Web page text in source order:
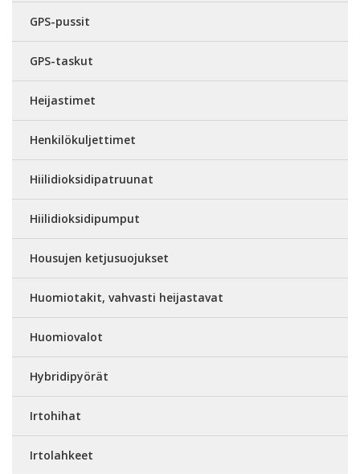
GPS-pussit
GPS-taskut
Heijastimet
Henkilökuljettimet
Hiilidioksidipatruunat
Hiilidioksidipumput
Housujen ketjusuojukset
Huomiotakit, vahvasti heijastavat
Huomiovalot
Hybridipyörät
Irtohihat
Irtolahkeet